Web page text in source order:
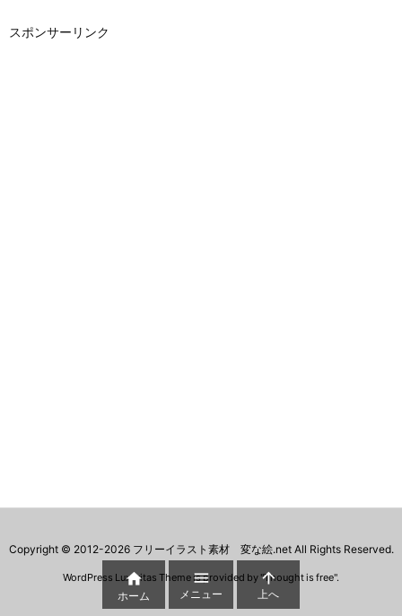
スポンサーリンク
Copyright © 2012-2026 フリーイラスト素材 変な絵.netAll Rights Reserved.
WordPress Luxeritas Theme is provided by "Thought is free".

ホーム

メニュー

上へ